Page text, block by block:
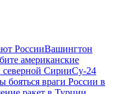
РоссииВашингтон
американские
северной СирииСу-24
бояться враги России в